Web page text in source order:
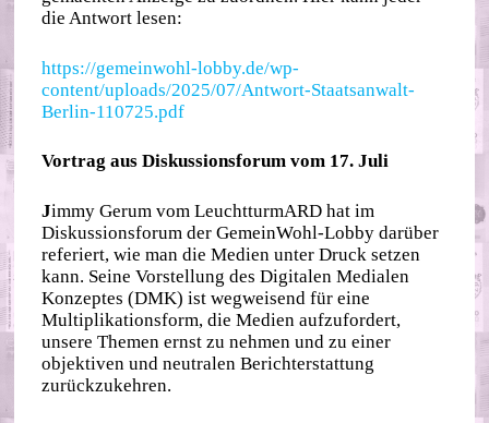
die Antwort lesen:
https://gemeinwohl-lobby.de/wp-
content/uploads/2025/07/Antwort-Staatsanwalt-
Berlin-110725.pdf
Vortrag aus Diskussionsforum vom 17. Juli
Jimmy Gerum vom LeuchtturmARD hat im
Diskussionsforum der GemeinWohl-Lobby darüber
referiert, wie man die Medien unter Druck setzen
kann. Seine Vorstellung des Digitalen Medialen
Konzeptes (DMK) ist wegweisend für eine
Multiplikationsform, die Medien aufzufordert,
unsere Themen ernst zu nehmen und zu einer
objektiven und neutralen Berichterstattung
zurückzukehren.